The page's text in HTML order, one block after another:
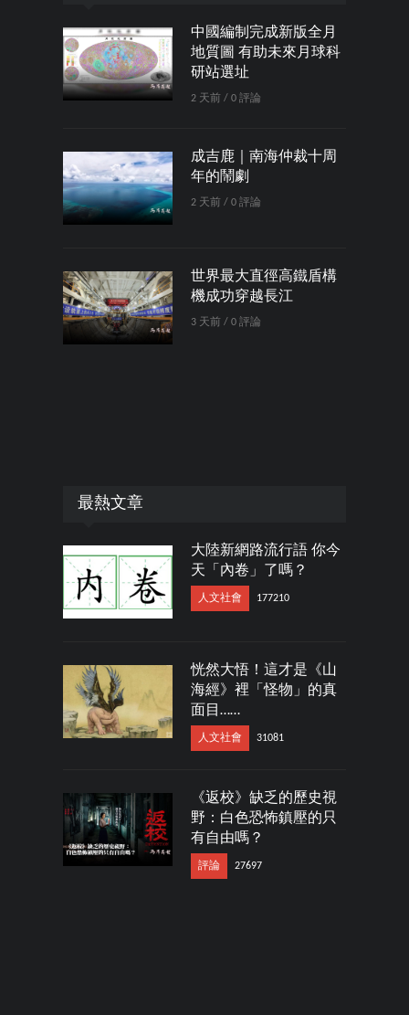
中國編制完成新版全月
地質圖 有助未來月球科
研站選址
2 天前 / 0 評論
成吉鹿｜南海仲裁十周
年的鬧劇
2 天前 / 0 評論
世界最大直徑高鐵盾構
機成功穿越長江
3 天前 / 0 評論
最熱文章
大陸新網路流行語 你今
天「內卷」了嗎？
人文社會 177210
恍然大悟！這才是《山
海經》裡「怪物」的真
面目……
人文社會 31081
《返校》缺乏的歷史視
野：白色恐怖鎮壓的只
有自由嗎？
評論 27697